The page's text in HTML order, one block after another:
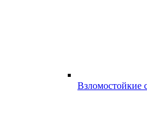
Взломостойкие